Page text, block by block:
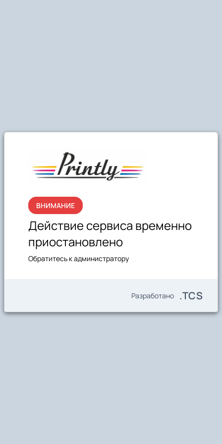
ВНИМАНИЕ
Действие сервиса временно
приостановлено
Обратитесь к администратору
Разработано .TCS